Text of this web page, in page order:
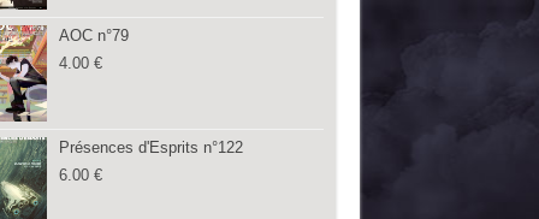
AOC n°79
4.00 €
Présences d'Esprits n°122
6.00 €